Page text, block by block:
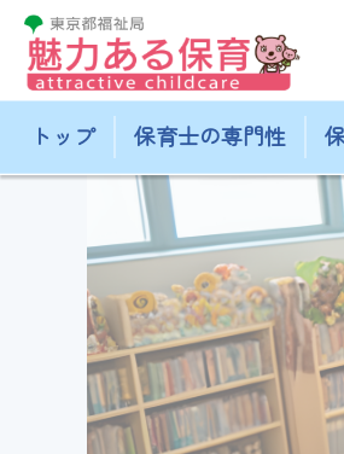
トップ 保育士の専門性